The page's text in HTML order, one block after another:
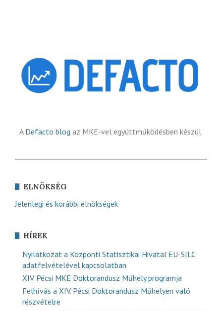
A Defacto blog az MKE-vel együttműködésben készül.
ELNÖKSÉG
Jelenlegi és korábbi elnökségek
HÍREK
Nyilatkozat a Központi Statisztikai Hivatal EU-SILC
adatfelvételével kapcsolatban
XIV. Pécsi MKE Doktorandusz Műhely programja
Felhívás a XIV. Pécsi Doktorandusz Műhelyen való
részvételre